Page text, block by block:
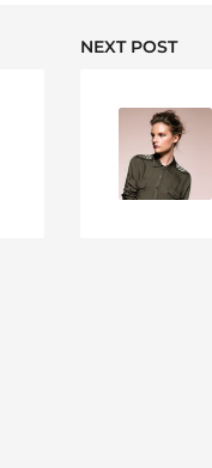
NEXT POST